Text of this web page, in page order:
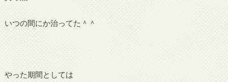
いつの間にか治ってた＾＾
やった期間としては